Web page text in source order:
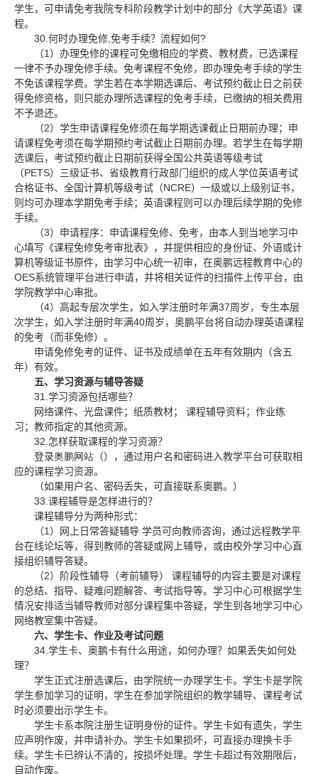
学生，可申请免考我院专科阶段教学计划中的部分《大学英语》课
程。
30. 何时办理免修 免考手续？流程如何?
（1 ）办理免修的课程可免缴相应的学费、教材费，已选课程
一律不予办理免修手续。免考课程不免修，即办理免考手续的学生
不免该课程学费。学生若在本学期选课后、考试预约截止日之前获
得免修资格，则只能办理所选课程的免考手续，已缴纳的相关费用
不予退还。
（2）学生申请课程免修须在每学期选课截止日期前办理；申
请课程免考须在每学期预约考试截止日期前办理。若学生在每学期
选课后，考试预约截止日期前获得全国公共英语等级考试
（PETS）三级证书、省级教育行政部门组织的成人学位英语考试
合格证书、全国计算机等级考试（NCRE）一级或以上级别证书，
则均可办理本学期免考手续；英语课程则可以办理后续学期的免修
手续。
（3）申请程序：申请课程免修、免考，由本人到当地学习中
心填写《课程免修免考审批表》，并提供相应的身份证、外语或计
算机等级证书原件，由学习中心统一初审，在奥鹏远程教育中心的
OES系统管理平台进行申请，并将相关证件的扫描件上传平台，由
学院教学中心审批。
（4）高起专层次学生，如入学注册时年满37周岁，专生本层
次学生，如入学注册时年满40周岁，奥鹏平台将自动办理英语课程
的免考（而非免修）。
申请免修免考的证件、证书及成绩单在五年有效期内（含五
年）有效。
五、学习资源与辅导答疑
31. 学习资源包括哪些？
网络课件、光盘课件；纸质教材；
课程辅导资料；作业练
习；教师指定的其他资源。
32. 怎样获取课程的学习资源？
登录奥鹏网站 （），通过用户名和密码进入教学平台可获取相
应的课程学习资源。
（如果用户名、密码丢失，可直接联系奥鹏。）
33. 课程辅导是怎样进行的？
课程辅导分为两种形式：
（1 ）网上日常答疑辅导 学员可向教师咨询，通过远程教学平
台在线论坛等，得到教师的答疑或网上辅导，或由校外学习中心直
接组织辅导答疑。
（2）阶段性辅导（考前辅导）
课程辅导的内容主要是对课程
的总结、指导、疑难问题解答、考试指导等。学习中心可根据学生
情况安排适当辅导教师对部分课程集中答疑，学生到各地学习中心
网络教室集中答疑。
六、学生卡、作业及考试问题
34. 学生卡、奥鹏卡有什么用途，如何办理？如果丢失如何处
理？
学生正式注册选课后，由学院统一办理学生卡。学生卡是学院
学生参加学习的证明，学生在参加学院组织的教学辅导、课程考试
时必须要出示学生卡。
学生卡系本院注册生证明身份的证件。学生卡如有遗失，学生
应声明作废，并申请补办。学生卡如果损坏，可直接办理换卡手
续。学生卡已辨认不清的，按损坏处理。学生卡超过有效期限后，
自动作废。